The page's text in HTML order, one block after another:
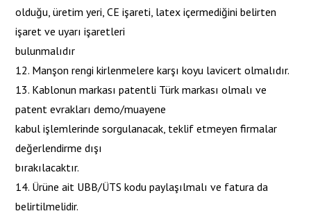
olduğu, üretim yeri, CE işareti, latex içermediğini belirten
işaret ve uyarı işaretleri
bulunmalıdır
12. Manşon rengi kirlenmelere karşı koyu lavicert olmalıdır.
13. Kablonun markası patentli Türk markası olmalı ve
patent evrakları demo/muayene
kabul işlemlerinde sorgulanacak, teklif etmeyen firmalar
değerlendirme dışı
bırakılacaktır.
14. Ürüne ait UBB/ÜTS kodu paylaşılmalı ve fatura da
belirtilmelidir.